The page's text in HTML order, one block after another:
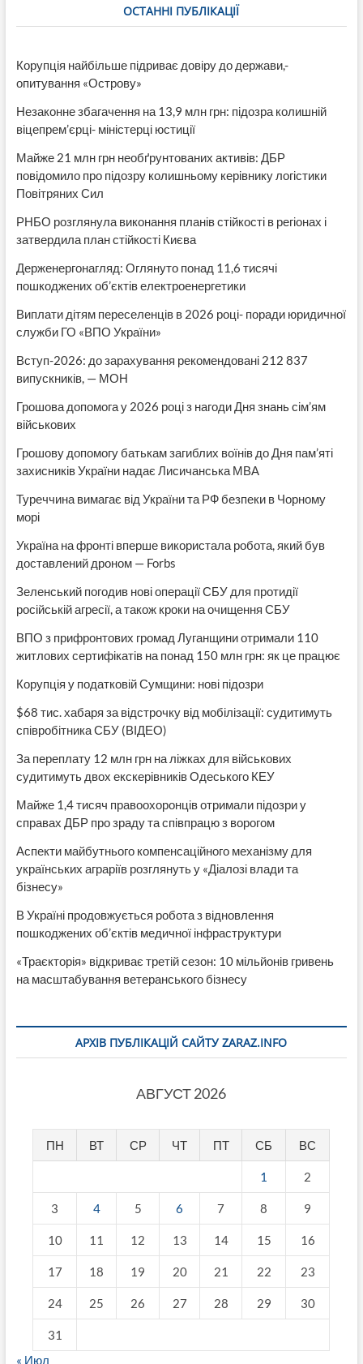
ОСТАННІ ПУБЛІКАЦІЇ
Корупція найбільше підриває довіру до держави,-
опитування «Острову»
Незаконне збагачення на 13,9 млн грн: підозра колишній
віцепрем’єрці- міністерці юстиції
Майже 21 млн грн необґрунтованих активів: ДБР
повідомило про підозру колишньому керівнику логістики
Повітряних Сил
РНБО розглянула виконання планів стійкості в регіонах і
затвердила план стійкості Києва
Держенергонагляд: Оглянуто понад 11,6 тисячі
пошкоджених об’єктів електроенергетики
Виплати дітям переселенців в 2026 році- поради юридичної
служби ГО «ВПО України»
Вступ-2026: до зарахування рекомендовані 212 837
випускників, — МОН
Грошова допомога у 2026 році з нагоди Дня знань сім’ям
військових
Грошову допомогу батькам загиблих воїнів до Дня пам’яті
захисників України надає Лисичанська МВА
Туреччина вимагає від України та РФ безпеки в Чорному
морі
Україна на фронті вперше використала робота, який був
доставлений дроном — Forbs
Зеленський погодив нові операції СБУ для протидії
російській агресії, а також кроки на очищення СБУ
ВПО з прифронтових громад Луганщини отримали 110
житлових сертифікатів на понад 150 млн грн: як це працює
Корупція у податковій Сумщини: нові підозри
$68 тис. хабаря за відстрочку від мобілізації: судитимуть
співробітника СБУ (ВІДЕО)
За переплату 12 млн грн на ліжках для військових
судитимуть двох екскерівників Одеського КЕУ
Майже 1,4 тисяч правоохоронців отримали підозри у
справах ДБР про зраду та співпрацю з ворогом
Аспекти майбутнього компенсаційного механізму для
українських аграріїв розглянуть у «Діалозі влади та
бізнесу»
В Україні продовжується робота з відновлення
пошкоджених об’єктів медичної інфраструктури
«Траєкторія» відкриває третій сезон: 10 мільйонів гривень
на масштабування ветеранського бізнесу
АРХІВ ПУБЛІКАЦІЙ САЙТУ ZARAZ.INFO
АВГУСТ 2026
ПН ВТ СР ЧТ ПТ СБ ВС
1 2
3 4 5 6 7 8 9
10 11 12 13 14 15 16
17 18 19 20 21 22 23
24 25 26 27 28 29 30
31
« Июл